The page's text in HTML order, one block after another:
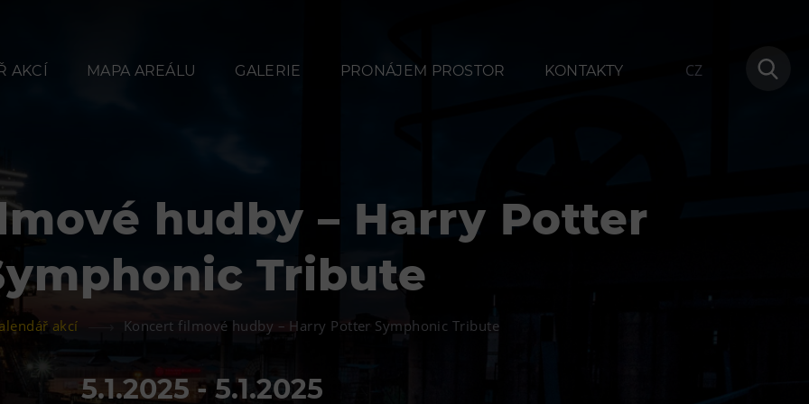
AKCÍ MAPA AREÁLU GALERIE PRONÁJEM PROSTOR KONTAKTY CZ
hudby – Harry Potter
Tribute
akcí Koncert filmové hudby – Harry Potter Symphonic Tribute
5.1.2025 - 5.1.2025
Občerstvení
Bolt Café
Kavárna Velký Svět
techniky
L’Osteria
PECKA DOV
Ubytování
Hotel VP1
Vila Liběna
Další